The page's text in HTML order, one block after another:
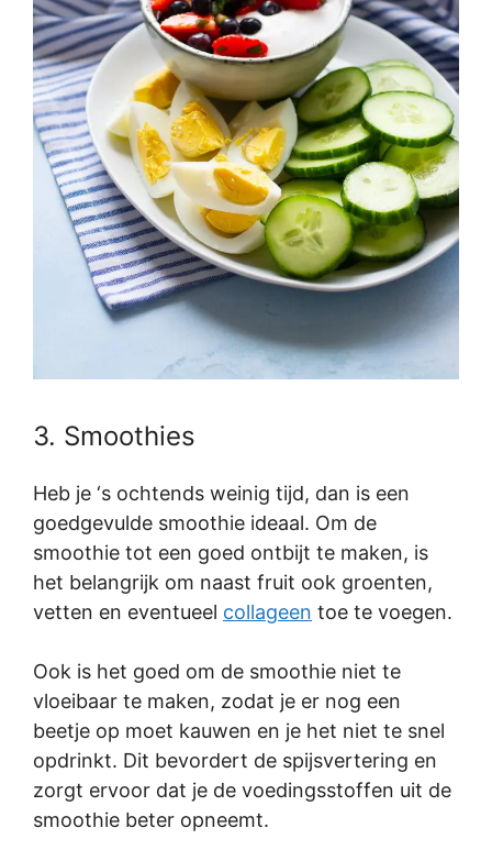
3. Smoothies
Heb je ‘s ochtends weinig tijd, dan is een
goedgevulde smoothie ideaal. Om de
smoothie tot een goed ontbijt te maken, is
het belangrijk om naast fruit ook groenten,
vetten en eventueel collageen toe te voegen.
Ook is het goed om de smoothie niet te
vloeibaar te maken, zodat je er nog een
beetje op moet kauwen en je het niet te snel
opdrinkt. Dit bevordert de spijsvertering en
zorgt ervoor dat je de voedingsstoffen uit de
smoothie beter opneemt.